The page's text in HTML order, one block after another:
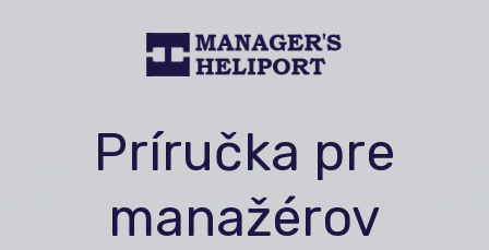
Príručka pre
manažérov